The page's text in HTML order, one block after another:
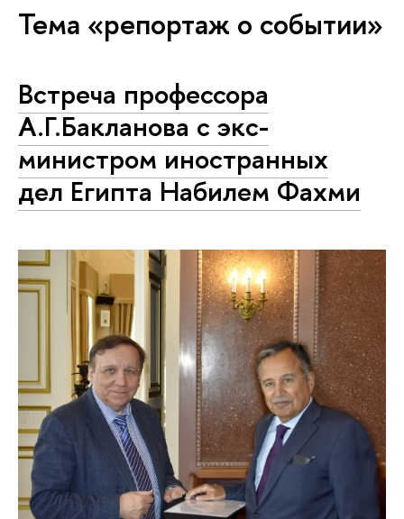
Тема «репортаж о событии»
Встреча профессора
А.Г.Бакланова с экс-
министром иностранных
дел Египта Набилем Фахми